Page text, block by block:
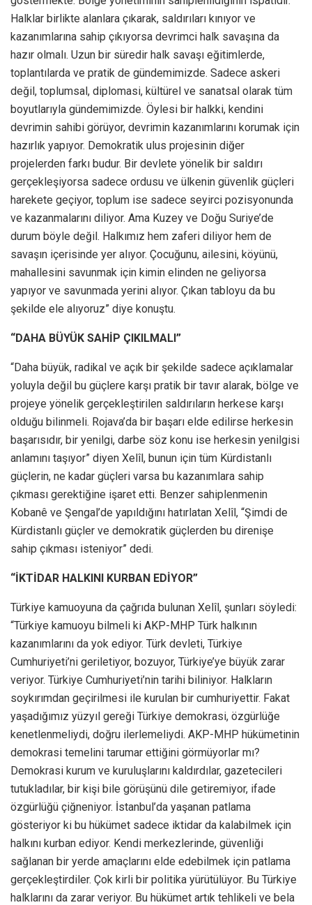
Halklar birlikte alanlara çıkarak, saldırıları kınıyor ve
kazanımlarına sahip çıkıyorsa devrimci halk savaşına da
hazır olmalı. Uzun bir süredir halk savaşı eğitimlerde,
toplantılarda ve pratik de gündemimizde. Sadece askeri
değil, toplumsal, diplomasi, kültürel ve sanatsal olarak tüm
boyutlarıyla gündemimizde. Öylesi bir halkki, kendini
devrimin sahibi görüyor, devrimin kazanımlarını korumak için
hazırlık yapıyor. Demokratik ulus projesinin diğer
projelerden farkı budur. Bir devlete yönelik bir saldırı
gerçekleşiyorsa sadece ordusu ve ülkenin güvenlik güçleri
harekete geçiyor, toplum ise sadece seyirci pozisyonunda
ve kazanmalarını diliyor. Ama Kuzey ve Doğu Suriye’de
durum böyle değil. Halkımız hem zaferi diliyor hem de
savaşın içerisinde yer alıyor. Çocuğunu, ailesini, köyünü,
mahallesini savunmak için kimin elinden ne geliyorsa
yapıyor ve savunmada yerini alıyor. Çıkan tabloyu da bu
şekilde ele alıyoruz” diye konuştu.
“DAHA BÜYÜK SAHİP ÇIKILMALI”
“Daha büyük, radikal ve açık bir şekilde sadece açıklamalar
yoluyla değil bu güçlere karşı pratik bir tavır alarak, bölge ve
projeye yönelik gerçekleştirilen saldırıların herkese karşı
olduğu bilinmeli. Rojava’da bir başarı elde edilirse herkesin
başarısıdır, bir yenilgi, darbe söz konu ise herkesin yenilgisi
anlamını taşıyor” diyen Xelîl, bunun için tüm Kürdistanlı
güçlerin, ne kadar güçleri varsa bu kazanımlara sahip
çıkması gerektiğine işaret etti. Benzer sahiplenmenin
Kobanê ve Şengal’de yapıldığını hatırlatan Xelîl, “Şimdi de
Kürdistanlı güçler ve demokratik güçlerden bu direnişe
sahip çıkması isteniyor” dedi.
“İKTİDAR HALKINI KURBAN EDİYOR”
Türkiye kamuoyuna da çağrıda bulunan Xelîl, şunları söyledi:
“Türkiye kamuoyu bilmeli ki AKP-MHP Türk halkının
kazanımlarını da yok ediyor. Türk devleti, Türkiye
Cumhuriyeti’ni geriletiyor, bozuyor, Türkiye’ye büyük zarar
veriyor. Türkiye Cumhuriyeti’nin tarihi biliniyor. Halkların
soykırımdan geçirilmesi ile kurulan bir cumhuriyettir. Fakat
yaşadığımız yüzyıl gereği Türkiye demokrasi, özgürlüğe
kenetlenmeliydi, doğru ilerlemeliydi. AKP-MHP hükümetinin
demokrasi temelini tarumar ettiğini görmüyorlar mı?
Demokrasi kurum ve kuruluşlarını kaldırdılar, gazetecileri
tutukladılar, bir kişi bile görüşünü dile getiremiyor, ifade
özgürlüğü çiğneniyor. İstanbul’da yaşanan patlama
gösteriyor ki bu hükümet sadece iktidar da kalabilmek için
halkını kurban ediyor. Kendi merkezlerinde, güvenliği
sağlanan bir yerde amaçlarını elde edebilmek için patlama
gerçekleştirdiler. Çok kirli bir politika yürütülüyor. Bu Türkiye
halklarını da zarar veriyor. Bu hükümet artık tehlikeli ve bela